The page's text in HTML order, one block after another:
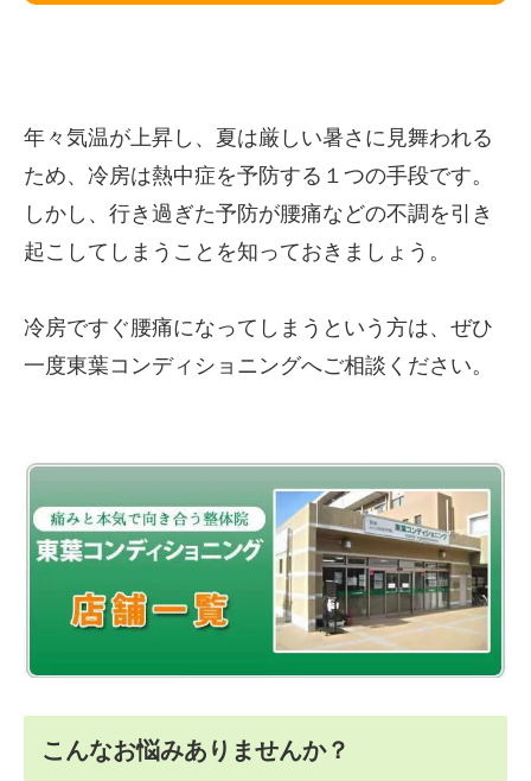
年々気温が上昇し、夏は厳しい暑さに見舞われる
ため、冷房は熱中症を予防する１つの手段です。
しかし、行き過ぎた予防が腰痛などの不調を引き
起こしてしまうことを知っておきましょう。
冷房ですぐ腰痛になってしまうという方は、ぜひ
一度東葉コンディショニングへご相談ください。
こんなお悩みありませんか？